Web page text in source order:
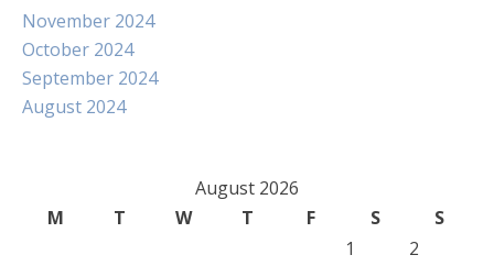
November 2024
October 2024
September 2024
August 2024
August 2026
M
T W T F S
S
1
2